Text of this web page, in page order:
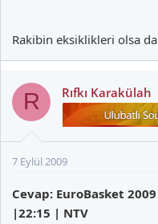
Rakibin eksiklikleri olsa
R Rıfkı Karakülah
7 Eylül 2009
Cevap: EuroBasket
|22:15 | NTV